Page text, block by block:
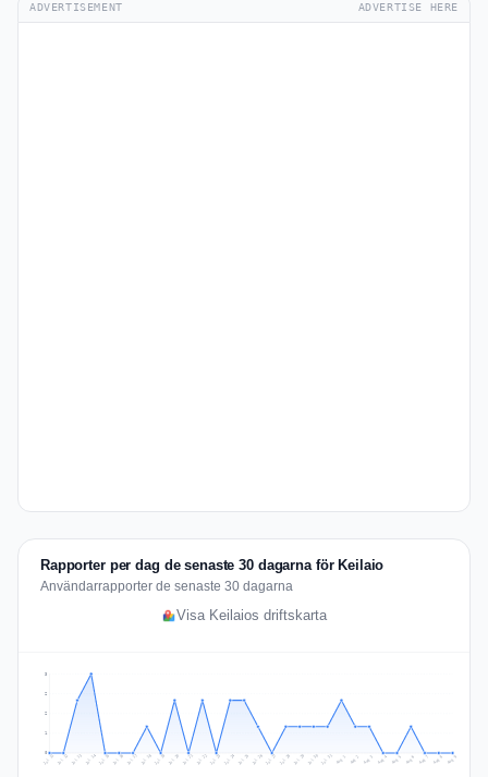
ADVERTISEMENT ADVERTISE HERE
Rapporter per dag de senaste 30 dagarna för Keilaio
Användarrapporter de senaste 30 dagarna
Visa Keilaios driftskarta
1
2
2
3
Jul 11 Jul 12 Jul 13 Jul 14 Jul 15 Jul 16 Jul 17 Jul 18 Jul 19 Jul 20 Jul 21 Jul 22 Jul 23 Jul 24 Jul 25 Jul 26 Jul 27 Jul 28 Jul 29 Jul 30 Jul 31 Aug 1 Aug 2 Aug 3 Aug 4 Aug 5 Aug 6 Aug 7 Aug 8 Aug 9